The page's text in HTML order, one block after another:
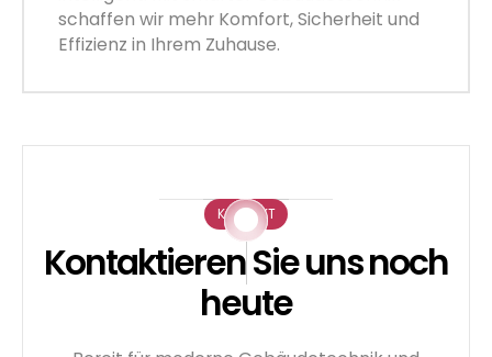
schaffen wir mehr Komfort, Sicherheit und
Effizienz in Ihrem Zuhause.
KONTAKT
Kontaktieren Sie uns noch
heute